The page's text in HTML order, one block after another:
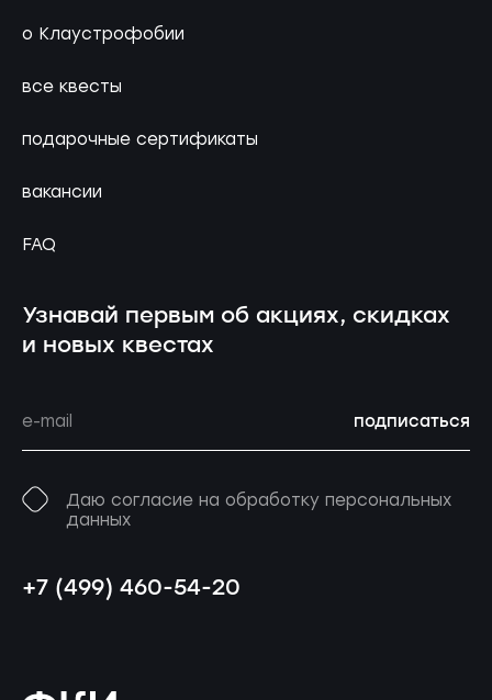
о Клаустрофобии
все квесты
подарочные сертификаты
вакансии
FAQ
Узнавай первым об акциях, скидках
и новых квестах
подписаться
Даю согласие на обработку персональных
данных
+7 (499) 460-54-20